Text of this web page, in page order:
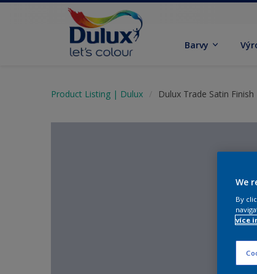
Barvy
Product Listing | Dulux Dulux Trade Satin Finish
We
By
více